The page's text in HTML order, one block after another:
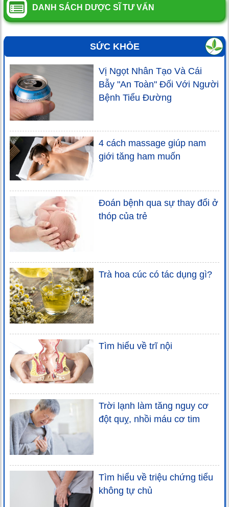
DANH SÁCH DƯỢC SĨ TƯ VẤN
SỨC KHỎE
Vị Ngọt Nhân Tạo Và Cái
Bẫy "An Toàn" Đối Với Người
Bệnh Tiểu Đường
4 cách massage giúp nam
giới tăng ham muốn
Đoán bệnh qua sự thay đổi ở
thóp của trẻ
Trà hoa cúc có tác dụng gì?
Tìm hiểu về trĩ nội
Trời lạnh làm tăng nguy cơ
đột quỵ, nhồi máu cơ tim
Tìm hiểu về triệu chứng tiểu
không tự chủ